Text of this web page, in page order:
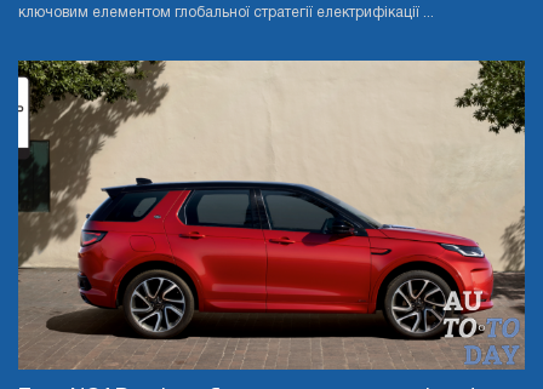
ключовим елементом глобальної стратегії електрифікації ...